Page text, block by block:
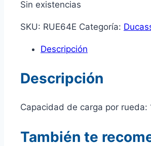
Sin existencias
SKU: RUE64E Categoría:
Descripción
Descripción
Capacidad de carga por rueda:
También te